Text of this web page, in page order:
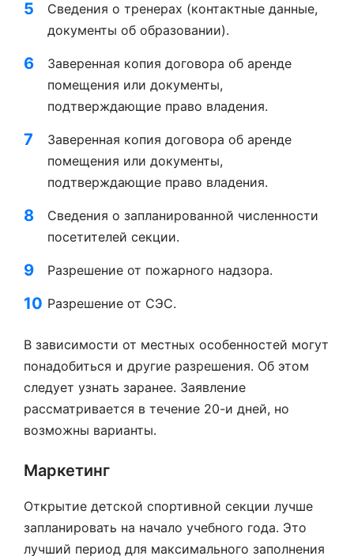
Сведения о тренерах (контактные данные,
документы об образовании).
Заверенная копия договора об аренде
помещения или документы,
подтверждающие право владения.
Заверенная копия договора об аренде
помещения или документы,
подтверждающие право владения.
Сведения о запланированной численности
посетителей секции.
Разрешение от пожарного надзора.
Разрешение от СЭС.
В зависимости от местных особенностей могут
понадобиться и другие разрешения. Об этом
следует узнать заранее. Заявление
рассматривается в течение 20-и дней, но
возможны варианты.
Маркетинг
Открытие детской спортивной секции лучше
запланировать на начало учебного года. Это
лучший период для максимального заполнения